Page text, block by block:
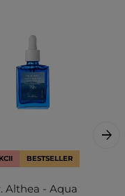
BESTSELLER
Althea - Aqua